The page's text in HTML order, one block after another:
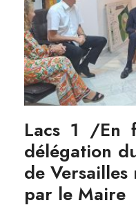
Lacs 1 /En
délégation
de
par le Maire